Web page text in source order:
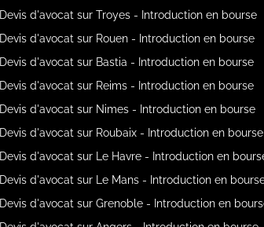
Devis d'avocat sur Troyes - Introduction en bourse
Devis d'avocat sur Rouen - Introduction en bourse
Devis d'avocat sur Bastia - Introduction en bourse
Devis d'avocat sur Reims - Introduction en bourse
Devis d'avocat sur Nimes - Introduction en bourse
Devis d'avocat sur Roubaix - Introduction en bourse
Devis d'avocat sur Le Havre - Introduction en
Devis d'avocat sur Le Mans - Introduction en
Devis d'avocat sur Grenoble - Introduction en